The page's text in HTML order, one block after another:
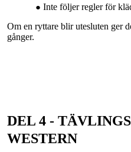
Inte följer reglerför
Om en ryttare blir utesluten ger
gånger.
DEL 4 -
WESTERN